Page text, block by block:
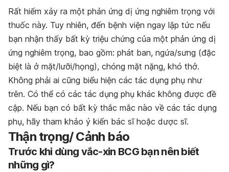
Rất hiếm xảy ra một phản ứng dị ứng nghiêm trọng với
thuốc này. Tuy nhiên, đến bệnh viện ngay lập tức nếu
bạn nhận thấy bất kỳ triệu chứng của một phản ứng dị
ứng nghiêm trọng, bao gồm: phát ban, ngứa/sưng (đặc
biệt là ở mặt/lưỡi/họng), chóng mặt nặng, khó thở.
Không phải ai cũng biểu hiện các tác dụng phụ như
trên. Có thể có các tác dụng phụ khác không được đề
cập. Nếu bạn có bất kỳ thắc mắc nào về các tác dụng
phụ, hãy tham khảo ý kiến bác sĩ hoặc dược sĩ.
Thận trọng/ Cảnh báo
Trước khi dùng vắc-xin BCG bạn nên biết
những gì?